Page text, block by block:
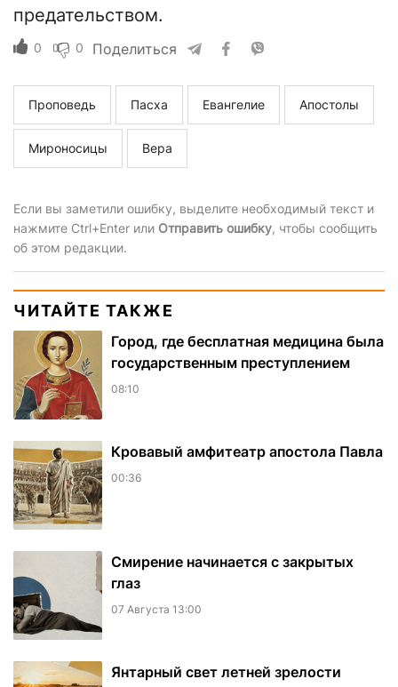
предательством.
0 0 Поделиться
Проповедь Пасха Евангелие Апостолы
Мироносицы Вера
Если вы заметили ошибку, выделите необходимый текст и
нажмите Ctrl+Enter или Отправить ошибку, чтобы сообщить
об этом редакции.
ЧИТАЙТЕ ТАКЖЕ
Город, где бесплатная медицина была
государственным преступлением
08:10
​Кровавый амфитеатр апостола Павла
00:36
Смирение начинается с закрытых
глаз
07 Августа 13:00
Янтарный свет летней зрелости